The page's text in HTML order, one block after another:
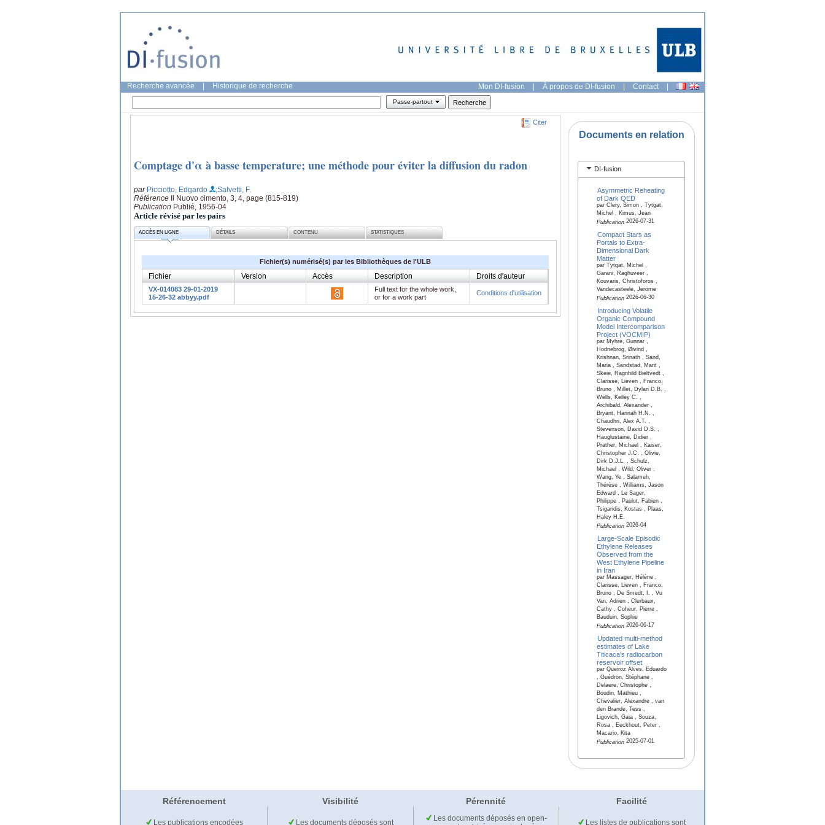
Recherche avancée Historique de recherche Mon DI-fusion | À propos de DI-fusion | Contact |
Passe-partout
Citer
Comptage d'α à basse temperature; une méthode pour éviter la diffusion du radon
par Picciotto, Edgardo
;Salvetti, F.
Référence Il Nuovo cimento, 3, 4, page (815-819)
Publication Publié, 1956-04
Article révisé par les pairs
ACCÈS EN LIGNE DÉTAILS CONTENU STATISTIQUES
Fichier(s) numérisé(s) par les Bibliothèques de l'ULB
Fichier Version Accès Description Droits d'auteur
VX-014083 29-01-2019
15-26-32 abbyy.pdf
Full text for the whole work,
or for a work part
Conditions d'utilisation
Documents en relation
DI-fusion
Asymmetric Reheating
of Dark QED
par Clery, Simon , Tytgat,
Michel , Kimus, Jean
Publication2026-07-31
Compact Stars as
Portals to Extra-
Dimensional Dark
Matter
par Tytgat, Michel ,
Garani, Raghuveer ,
Kouvaris, Christoforos ,
Vandecasteele, Jerome
Publication2026-06-30
Introducing Volatile
Organic Compound
Model Intercomparison
Project (VOCMIP)
par Myhre, Gunnar ,
Hodnebrog, Øivind ,
Krishnan, Srinath , Sand,
Maria , Sandstad, Marit ,
Skeie, Ragnhild Bieltvedt ,
Clarisse, Lieven , Franco,
Bruno , Millet, Dylan D.B. ,
Wells, Kelley C. ,
Archibald, Alexander ,
Bryant, Hannah H.N. ,
Chaudhri, Alex A.T. ,
Stevenson, David D.S. ,
Hauglustaine, Didier ,
Prather, Michael , Kaiser,
Christopher J.C. , Olivie,
Dirk D.J.L. , Schulz,
Michael , Wild, Oliver ,
Wang, Ye , Salameh,
Thérèse , Williams, Jason
Edward , Le Sager,
Philippe , Paulot, Fabien ,
Tsigaridis, Kostas , Plaas,
Haley H.E.
Publication2026-04
Large-Scale Episodic
Ethylene Releases
Observed from the
West Ethylene Pipeline
in Iran
par Massager, Hélène ,
Clarisse, Lieven , Franco,
Bruno , De Smedt, I. , Vu
Van, Adrien , Clerbaux,
Cathy , Coheur, Pierre ,
Bauduin, Sophie
Publication2026-06-17
Updated multi-method
estimates of Lake
Titicaca's radiocarbon
reservoir offset
par Queiroz Alves, Eduardo
, Guédron, Stéphane ,
Delaere, Christophe ,
Boudin, Mathieu ,
Chevalier, Alexandre , van
den Brande, Tess ,
Ligovich, Gaia , Souza,
Rosa , Eeckhout, Peter ,
Macario, Kita
Publication2025-07-01
Référencement Visibilité Pérennité Facilité
Les publications encodées Les documents déposés sont
Les documents déposés en open-
Les listes de publications sont